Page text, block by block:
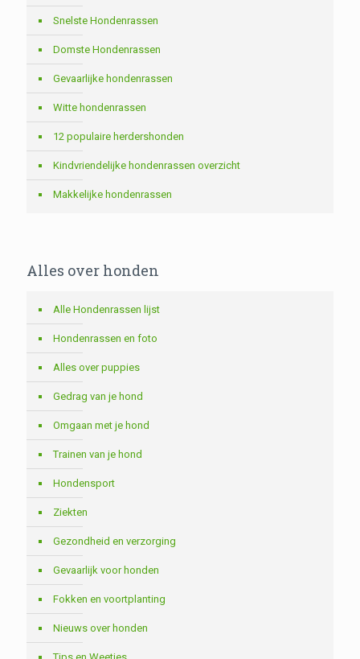
Snelste Hondenrassen
Domste Hondenrassen
Gevaarlijke hondenrassen
Witte hondenrassen
12 populaire herdershonden
Kindvriendelijke hondenrassen overzicht
Makkelijke hondenrassen
Alles over honden
Alle Hondenrassen lijst
Hondenrassen en foto
Alles over puppies
Gedrag van je hond
Omgaan met je hond
Trainen van je hond
Hondensport
Ziekten
Gezondheid en verzorging
Gevaarlijk voor honden
Fokken en voortplanting
Nieuws over honden